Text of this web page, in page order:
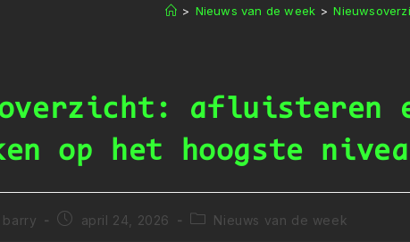
> Nieuws van de week >
afluisteren
op het hoogste
barry
Berichtapril 24, 2026 Berichtcategorie:
Nieuws van de week